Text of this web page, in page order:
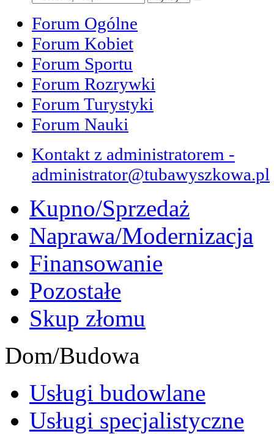
Forum Ogólne
Forum Kobiet
Forum Sportu
Forum Rozrywki
Forum Turystyki
Forum Nauki
Kontakt z administratorem -
administrator@tubawyszkowa.pl
Kupno/Sprzedaż
Naprawa/Modernizacja
Finansowanie
Pozostałe
Skup złomu
Dom/Budowa
Usługi budowlane
Usługi specjalistyczne